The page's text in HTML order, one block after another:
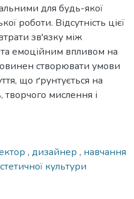
для будь-якої
роботи. Відсутність цієї
зв'язку між
емоційним впливом на
створювати умови
що ґрунтується на
творчого мислення і
, дизайнер , навчання
культури